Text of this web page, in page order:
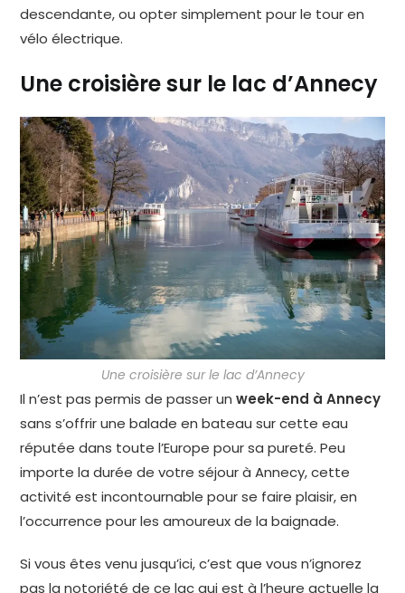
descendante, ou opter simplement pour le tour en
vélo électrique.
Une croisière sur le lac d’Annecy
Une croisière sur le lac d’Annecy
Il n’est pas permis de passer unweek-end à Annecy
sans s’offrir une balade en bateau sur cette eau
réputée dans toute l’Europe pour sa pureté. Peu
importe la durée de votre séjour à Annecy, cette
activité est incontournable pour se faire plaisir, en
l’occurrence pour les amoureux de la baignade.
Si vous êtes venu jusqu’ici, c’est que vous n’ignorez
pas la notoriété de ce lac qui est à l’heure actuelle la